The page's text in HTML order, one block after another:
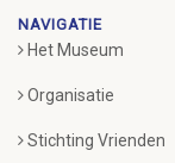
NAVIGATIE
Het Museum
Organisatie
Stichting Vrienden